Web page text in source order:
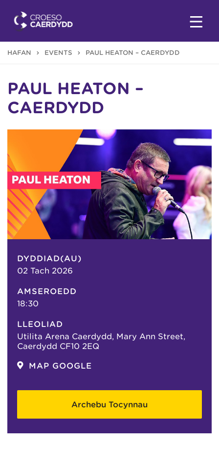
HAFAN EVENTS PAUL HEATON – CAERDYDD
PAUL HEATON –
CAERDYDD
DYDDIAD(AU)
02 Tach 2026
AMSEROEDD
18:30
LLEOLIAD
Utilita Arena Caerdydd, Mary Ann Street,
Caerdydd CF10 2EQ
MAP GOOGLE
Archebu Tocynnau